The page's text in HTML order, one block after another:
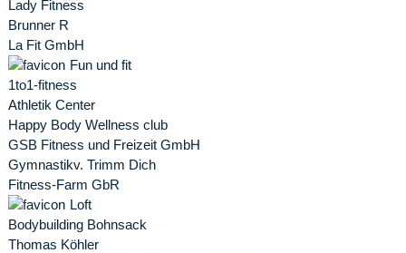
Lady Fitness
Brunner R
La Fit GmbH
Fun und fit
1to1-fitness
Athletik Center
Happy Body Wellness club
GSB Fitness und Freizeit GmbH
Gymnastikv. Trimm Dich
Fitness-Farm GbR
Loft
Bodybuilding Bohnsack
Thomas Köhler